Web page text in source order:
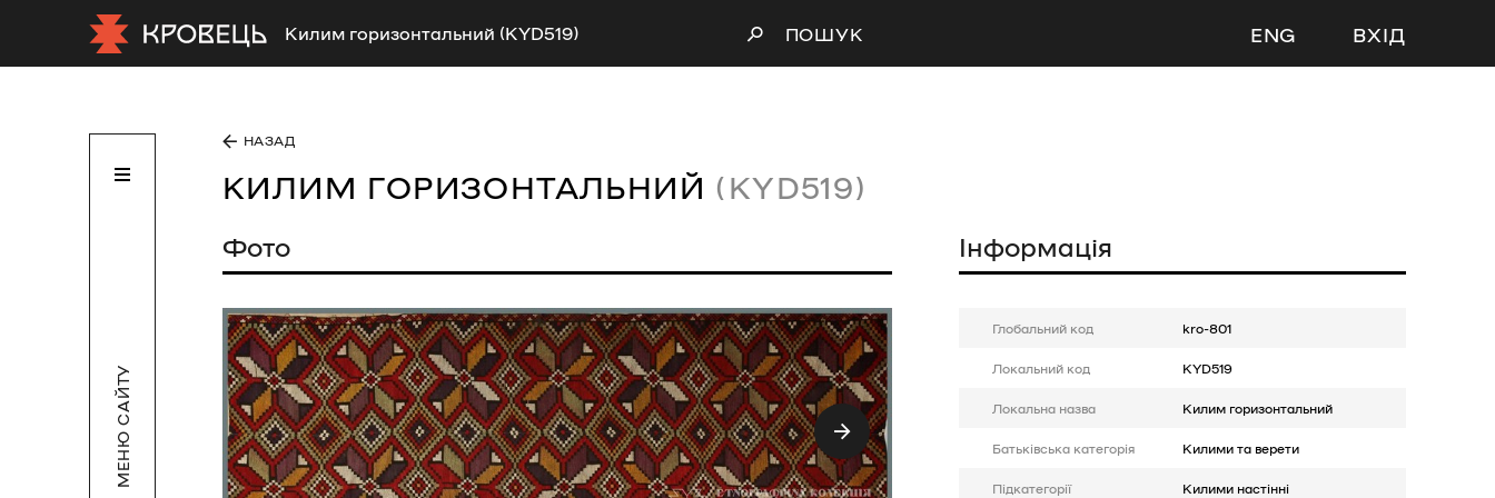
Килим горизонтальний (KYD519) ПОШУК ENG ВХІД
МЕНЮ САЙТУ
НАЗАД
КИЛИМ ГОРИЗОНТАЛЬНИЙ (KYD519)
Фото Інформація
Глобальний код kro-801
Локальний код KYD519
Локальна назва Килим горизонтальний
Батькiвська категорія Килими та верети
Підкатегорії Килими настінні